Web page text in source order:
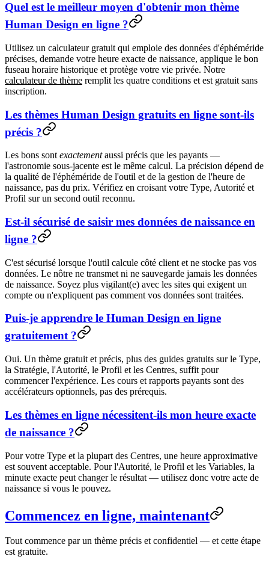
Quel est le meilleur moyen d'obtenir mon thème
Human Design en ligne ?
Utilisez un calculateur gratuit qui emploie des données d'éphéméride
précises, demande votre heure exacte de naissance, applique le bon
fuseau horaire historique et protège votre vie privée. Notre
calculateur de thème remplit les quatre conditions et est gratuit sans
inscription.
Les thèmes Human Design gratuits en ligne sont-ils
précis ?
Les bons sont exactementaussi précis que les payants —
l'astronomie sous-jacente est le même calcul. La précision dépend de
la qualité de l'éphéméride de l'outil et de la gestion de l'heure de
naissance, pas du prix. Vérifiez en croisant votre Type, Autorité et
Profil sur un second outil reconnu.
Est-il sécurisé de saisir mes données de naissance en
ligne ?
C'est sécurisé lorsque l'outil calcule côté client et ne stocke pas vos
données. Le nôtre ne transmet ni ne sauvegarde jamais les données
de naissance. Soyez plus vigilant(e) avec les sites qui exigent un
compte ou n'expliquent pas comment vos données sont traitées.
Puis-je apprendre le Human Design en ligne
gratuitement ?
Oui. Un thème gratuit et précis, plus des guides gratuits sur le Type,
la Stratégie, l'Autorité, le Profil et les Centres, suffit pour
commencer l'expérience. Les cours et rapports payants sont des
accélérateurs optionnels, pas des prérequis.
Les thèmes en ligne nécessitent-ils mon heure exacte
de naissance ?
Pour votre Type et la plupart des Centres, une heure approximative
est souvent acceptable. Pour l'Autorité, le Profil et les Variables, la
minute exacte peut changer le résultat — utilisez donc votre acte de
naissance si vous le pouvez.
Commencez en ligne, maintenant
Tout commence par un thème précis et confidentiel — et cette étape
est gratuite.